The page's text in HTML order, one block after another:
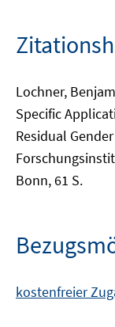
Lochner,
Specific
Residual
Bonn, 61 S.
kostenfreier